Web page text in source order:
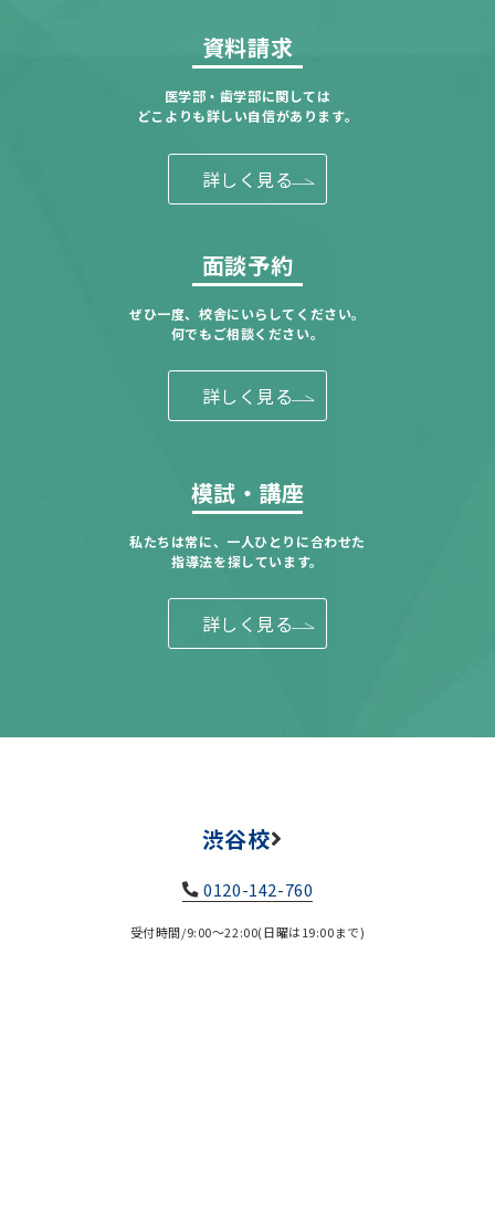
資料請求
医学部・歯学部に関しては
どこよりも詳しい自信があります。
詳しく見る
面談予約
ぜひ一度、校舎にいらしてください。
何でもご相談ください。
詳しく見る
模試・講座
私たちは常に、一人ひとりに合わせた
指導法を探しています。
詳しく見る
渋谷校
0120-142-760
受付時間/9:00～22:00(日曜は19:00まで)